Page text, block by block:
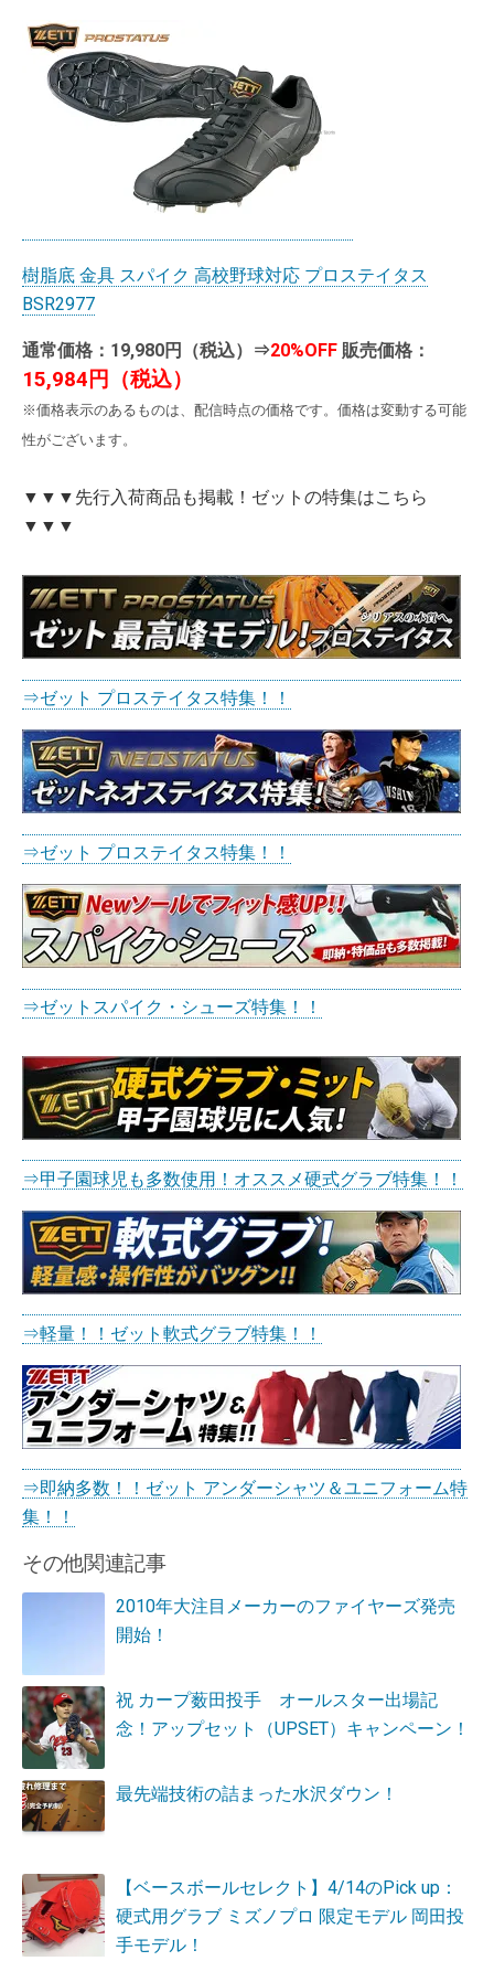
樹脂底 金具 スパイク 高校野球対応 プロステイタス
BSR2977
通常価格：19,980円（税込）⇒20%OFF 販売価格：
15,984円（税込）
※価格表示のあるものは、配信時点の価格です。価格は変動する可能
性がございます。
▼ ▼ ▼先行入荷商品も掲載！ゼットの特集はこちら
▼ ▼ ▼
⇒ゼット プロステイタス特集！！
⇒ゼット プロステイタス特集！！
⇒ゼットスパイク・シューズ特集！！
⇒甲子園球児も多数使用！オススメ硬式グラブ特集！！
⇒軽量！！ゼット軟式グラブ特集！！
⇒即納多数！！ゼット アンダーシャツ＆ユニフォーム特
集！！
その他関連記事
2010年大注目メーカーのファイヤーズ発売
開始！
祝 カープ薮田投手 オールスター出場記
念！アップセット（UPSET）キャンペーン！
最先端技術の詰まった水沢ダウン！
【ベースボールセレクト】4/14のPick up：
硬式用グラブ ミズノプロ 限定モデル 岡田投
手モデル！